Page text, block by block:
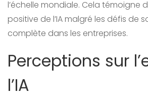
l’échelle mondiale. Cela témoigne
positive de l’IA malgré les défis de
complète dans les entreprises.
Perceptions sur
l’IA